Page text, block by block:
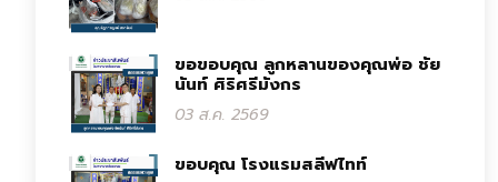
ขอขอบคุณ ลูกหลานของคุณพ่อ ชัย
นันท์ ศิริศรีมังกร
03 ส.ค. 2569
ขอบคุณ โรงแรมสลีฟไทท์